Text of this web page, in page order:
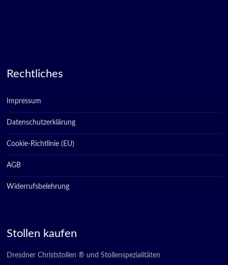
Rechtliches
Impressum
Datenschutzerklärung
Cookie-Richtlinie (EU)
AGB
Widerrufsbelehrung
Stollen kaufen
Dresdner Christstollen ® und Stollenspezialitäten